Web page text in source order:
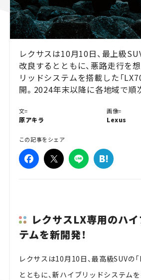
レクサスは10月10日、最上級
改良するとともに、悪路走行を
リッドシステムを搭載した「
開。2024年末以降に各地域で順
文=
原アキラ
画像=
Lexus
この記事をシェア
レクサスLX専用のハ
テムを新開発！
レクサスは10月10日、最高級SUVの
とともに、新ハイブリッドシステム